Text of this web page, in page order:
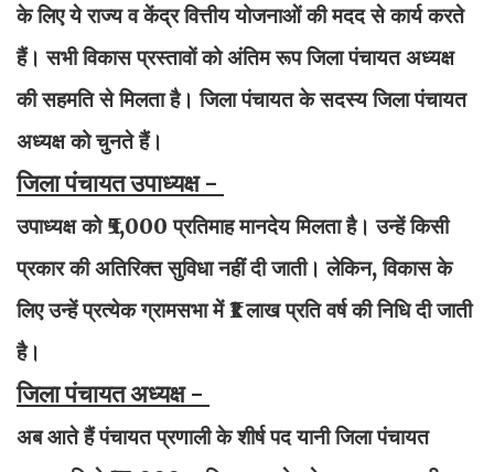
के लिए ये राज्य व केंद्र वित्तीय योजनाओं की मदद से कार्य करते
हैं। सभी विकास प्रस्तावों को अंतिम रूप जिला पंचायत अध्यक्ष
की सहमति से मिलता है। जिला पंचायत के सदस्य जिला पंचायत
अध्यक्ष को चुनते हैं।
जिला पंचायत उपाध्यक्ष -
उपाध्यक्ष को ₹5,000 प्रतिमाह मानदेय मिलता है। उन्हें किसी
प्रकार की अतिरिक्त सुविधा नहीं दी जाती। लेकिन, विकास के
लिए उन्हें प्रत्येक ग्रामसभा में ₹1 लाख प्रति वर्ष की निधि दी जाती
है।
जिला पंचायत अध्यक्ष -
अब आते हैं पंचायत प्रणाली के शीर्ष पद यानी जिला पंचायत